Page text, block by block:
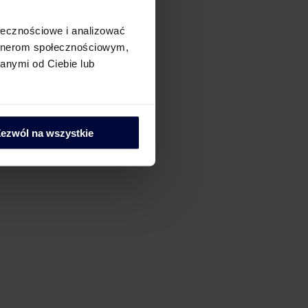
i analizować
społecznościowym,
od Ciebie lub
na wszystkie